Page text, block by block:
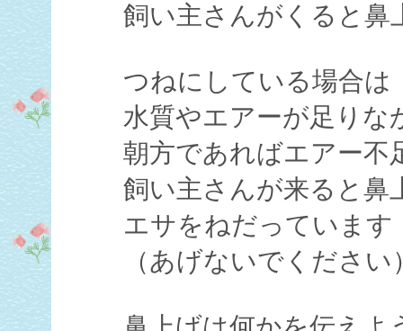
飼い主さんがくると鼻
つねにしている場合は
水質やエアーが足りな
朝方であればエアー不
飼い主さんが来ると鼻
エサをねだっています
（あげないでください